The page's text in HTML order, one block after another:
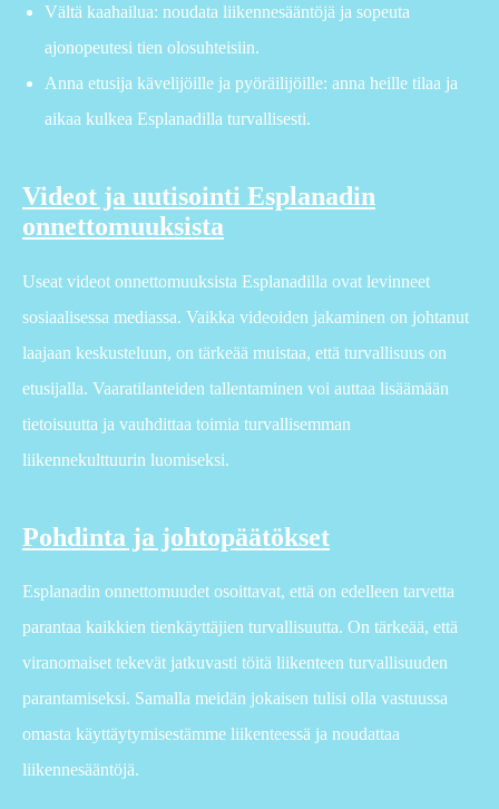
Vältä kaahailua: noudata liikennesääntöjä ja sopeuta
ajonopeutesi tien olosuhteisiin.
Anna etusija kävelijöille ja pyöräilijöille: anna heille tilaa ja
aikaa kulkea Esplanadilla turvallisesti.
Videot ja uutisointi Esplanadin
onnettomuuksista
Useat videot onnettomuuksista Esplanadilla ovat levinneet
sosiaalisessa mediassa. Vaikka videoiden jakaminen on johtanut
laajaan keskusteluun, on tärkeää muistaa, että turvallisuus on
etusijalla. Vaaratilanteiden tallentaminen voi auttaa lisäämään
tietoisuutta ja vauhdittaa toimia turvallisemman
liikennekulttuurin luomiseksi.
Pohdinta ja johtopäätökset
Esplanadin onnettomuudet osoittavat, että on edelleen tarvetta
parantaa kaikkien tienkäyttäjien turvallisuutta. On tärkeää, että
viranomaiset tekevät jatkuvasti töitä liikenteen turvallisuuden
parantamiseksi. Samalla meidän jokaisen tulisi olla vastuussa
omasta käyttäytymisestämme liikenteessä ja noudattaa
liikennesääntöjä.